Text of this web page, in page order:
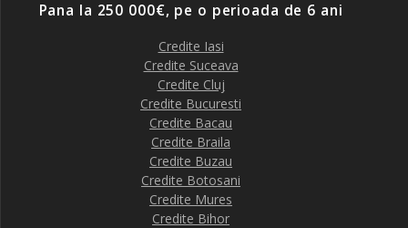
Pana la 250 000€, pe o perioada de 6 ani
Credite Iasi
Credite Suceava
Credite Cluj
Credite Bucuresti
Credite Bacau
Credite Braila
Credite Buzau
Credite Botosani
Credite Mures
Credite Bihor